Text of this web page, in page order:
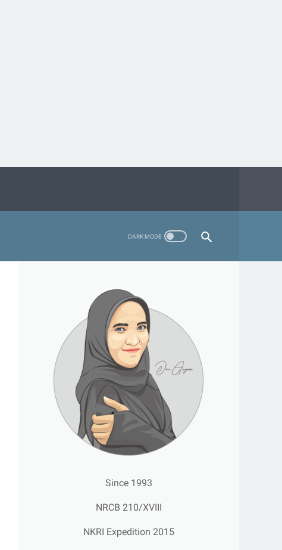
Since 1993
NRCB 210/XVIII
NKRI Expedition 2015